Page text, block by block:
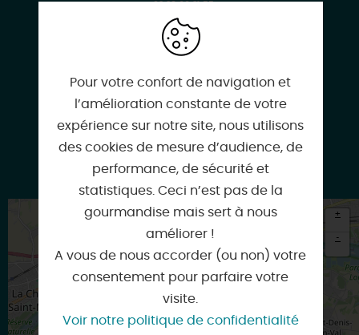
02 38 66 31 55
www.bowlingorleans.com
Google
Itinéraire vers
+
-
Pour votre confort de navigation et
l’amélioration constante de votre
expérience sur notre site, nous utilisons
des cookies de mesure d’audience, de
performance, de sécurité et
statistiques. Ceci n’est pas de la
gourmandise mais sert à nous
améliorer !
A vous de nous accorder (ou non) votre
consentement pour parfaire votre
visite.
Voir notre politique de confidentialité